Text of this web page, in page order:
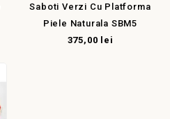
Saboti Verzi Cu Platforma
Piele Naturala SBM5
375,00 lei